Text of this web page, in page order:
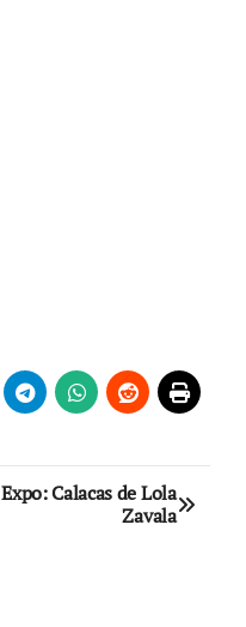
Expo: Calacas de Lola
Zavala